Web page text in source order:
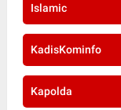
Islamic
KadisKominfo
Kapolda